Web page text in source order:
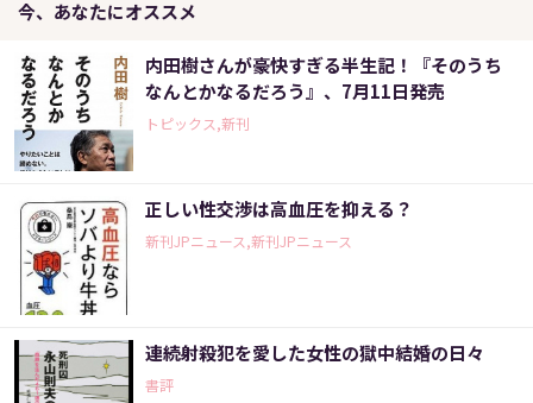
今、あなたにオススメ
内田樹さんが豪快すぎる半生記！『そのうち
なんとかなるだろう』、7月11日発売
トピックス,新刊
正しい性交渉は高血圧を抑える？
新刊JPニュース,新刊JPニュース
連続射殺犯を愛した女性の獄中結婚の日々
書評